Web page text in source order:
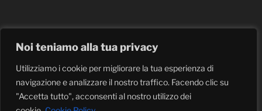
Noi teniamo alla tua privacy
Utilizziamo i cookie per migliorare la tua esperienza di
navigazione e analizzare il nostro traffico. Facendo clic su
"Accetta tutto", acconsenti al nostro utilizzo dei